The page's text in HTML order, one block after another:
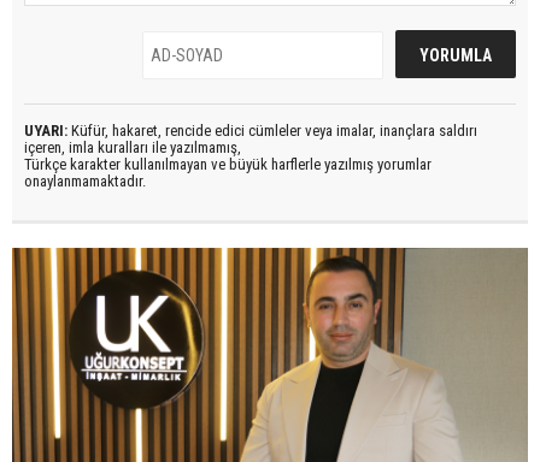
UYARI: Küfür, hakaret, rencide edici cümleler veya imalar, inançlara saldırı
içeren, imla kuralları ile yazılmamış,
Türkçe karakter kullanılmayan ve büyük harflerle yazılmış yorumlar
onaylanmamaktadır.